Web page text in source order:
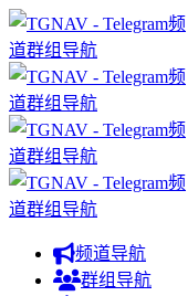
频道导航
群组导航